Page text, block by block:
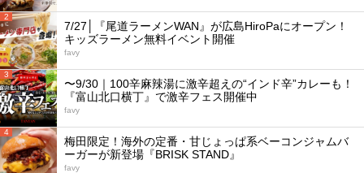
2
7/27│『尾道ラーメンWAN』が広島HiroPaにオープン！
キッズラーメン無料イベント開催
favy
3
〜9/30｜100辛麻辣湯に激辛超えの“インド辛”カレーも！
『富山北口横丁』で激辛フェス開催中
favy
4
梅田限定！海外の定番・甘じょっぱ系ベーコンジャムバ
ーガーが新登場『BRISK STAND』
favy